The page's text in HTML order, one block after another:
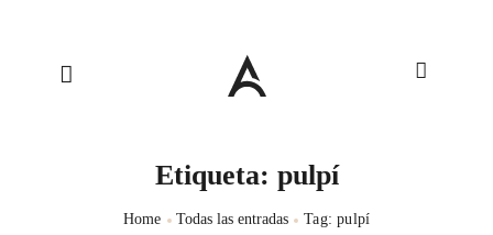
Etiqueta: pulpí
Home Todas las entradas Tag: pulpí